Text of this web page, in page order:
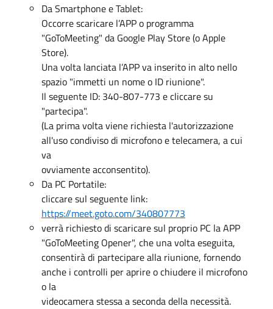
Da Smartphone e Tablet:
Occorre scaricare l’APP o programma
"GoToMeeting" da Google Play Store (o Apple
Store).
Una volta lanciata l’APP va inserito in alto nello
spazio "immetti un nome o ID riunione".
Il seguente ID: 340-807-773 e cliccare su
"partecipa".
(La prima volta viene richiesta l'autorizzazione
all'uso condiviso di microfono e telecamera, a cui
va
ovviamente acconsentito).
Da PC Portatile:
cliccare sul seguente link:
https://meet.goto.com/340807773
verrà richiesto di scaricare sul proprio PC la APP
"GoToMeeting Opener", che una volta eseguita,
consentirà di partecipare alla riunione, fornendo
anche i controlli per aprire o chiudere il microfono
o la
videocamera stessa a seconda della necessità.